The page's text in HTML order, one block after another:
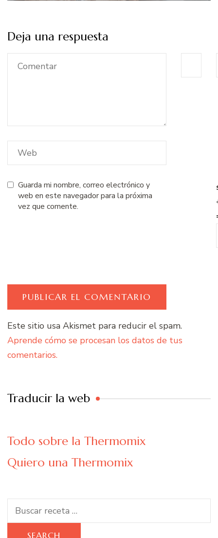
Deja una respuesta
Guarda mi nombre, correo electrónico y
web en este navegador para la próxima
vez que comente.
Este sitio usa Akismet para reducir el spam.
Aprende cómo se procesan los datos de tus
comentarios.
Traducir la web
Todo sobre la Thermomix
Quiero una Thermomix
Search
for: